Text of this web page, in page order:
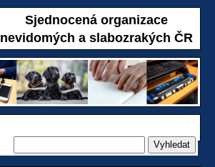
Sjednocená organizace
nevidomých a slabozrakých ČR